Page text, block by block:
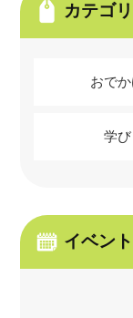
カテゴリ
おで
学び
イベン